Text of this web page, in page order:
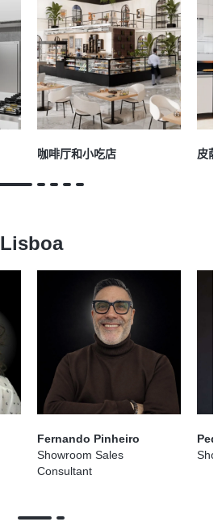
咖啡厅和小吃店 皮
Lisboa
Fernando Pinheiro
Showroom Sales
Consultant